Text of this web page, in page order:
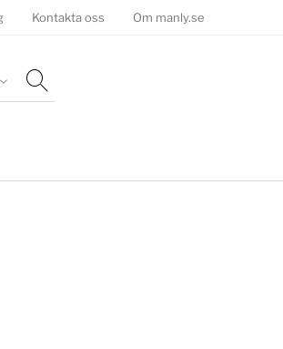
Kontakta oss Om manly.se